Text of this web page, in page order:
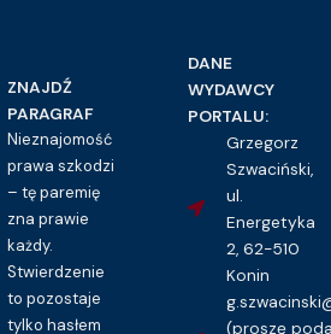
ZNAJDŹ
PARAGRAF
Nieznajomość
prawa szkodzi
– tę paremię
zna prawie
każdy.
Stwierdzenie
to pozostaje
tylko hasłem
DANE
WYDAWCY
PORTALU:
Grzegorz
Szwaciński,
ul.
Energetyka
2, 62-510
Konin
(proszę